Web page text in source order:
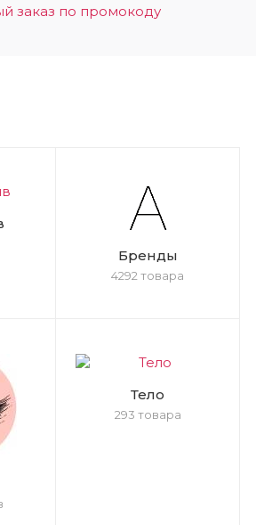
заказ по промокоду
Бренды
4292 товара
Тело
293 товара